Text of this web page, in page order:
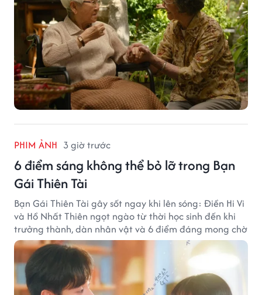
PHIM ẢNH 3 giờ trước
6 điểm sáng không thể bỏ lỡ trong Bạn
Gái Thiên Tài
Bạn Gái Thiên Tài gây sốt ngay khi lên sóng: Điền Hi Vi
và Hồ Nhất Thiên ngọt ngào từ thời học sinh đến khi
trưởng thành, dàn nhân vật và 6 điểm đáng mong chờ